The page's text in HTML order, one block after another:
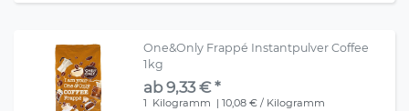
One&Only Frappé Instantpulver Coffee
1kg
ab 9,33 € *
1 Kilogramm | 10,08 € / Kilogramm